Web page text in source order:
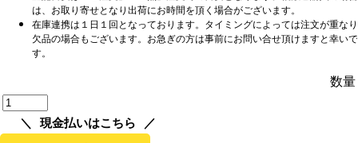
は、お取り寄せとなり出荷にお時間を頂く場合がございます。
在庫連携は１日１回となっております。タイミングによっては注文が重なり
欠品の場合もございます。お急ぎの方は事前にお問い合せ頂けますと幸いで
す。
数量
現金払いはこちら